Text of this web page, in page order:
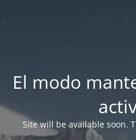
El modo
Site will be available soon.